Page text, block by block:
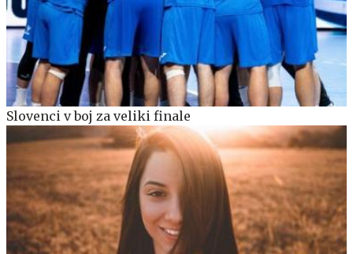
Slovenci v boj za veliki finale